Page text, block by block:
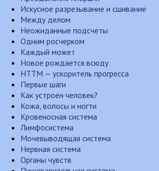
Искусное разрезывание и сшивание
Между делом
Неожиданные подсчеты
Одним росчерком
Каждый может
Новое рождается всюду
НТТМ — ускоритель прогресса
Первые шаги
Как устроен человек?
Кожа, волосы и ногти
Кровеносная система
Лимфосистема
Мочевыводящая система
Нервная система
Органы чувств